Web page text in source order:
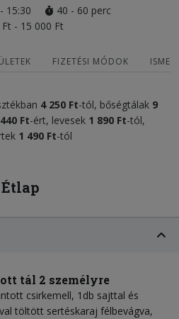
15:30
40 - 60 perc
- 15 000 Ft
FIZETÉSI MÓDOK
4 250 Ft-tól, bőségtálak 9
Ft-ért, levesek 1 890 Ft-tól,
1 490 Ft-tól
Étlap
tál 2 személyre
csirkemell, 1db sajttal és
töltött sertéskaraj félbevágva,